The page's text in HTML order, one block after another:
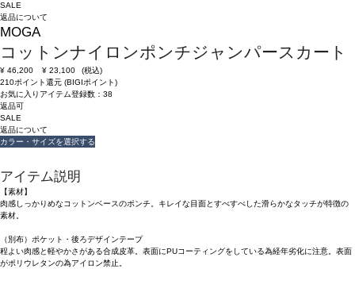
SALE
返品について
MOGA
コットンナイロンポンチジャンパースカート
¥ 46,200 ¥ 23,100
(税込)
210ポイント還元 (BIGIポイント)
お気に入りアイテム登録数： 38
返品可
SALE
返品について
カラー・サイズを選択する
アイテム説明
【素材】
肉感しっかりめなコットンベースのポンチ。キレイな目面とすべすべした滑らかなタッチが特徴の
素材。
（別布）ポケット・後ろデザインテープ
程よい肉感と軽やかさがある合成皮革。表面にPUコーティングをしている為経年劣化に注意。表面
がポリウレタンの為アイロン禁止。